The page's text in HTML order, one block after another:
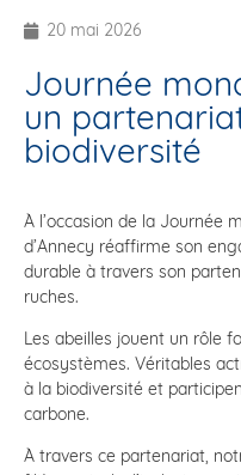
20 mai 2026
Journée
un
biodiversité
À l’occasion de la Journée
d’Annecy réaffirme son
durable à travers son
ruches.
Les abeilles jouent un rôle
écosystèmes. Véritables
à la biodiversité et
carbone.
À travers ce partenariat,